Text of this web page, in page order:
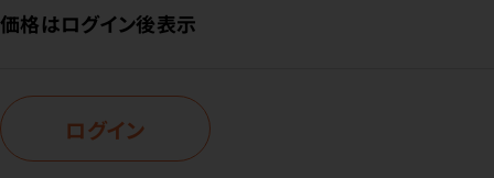
価格はログイン後表示
ログイン